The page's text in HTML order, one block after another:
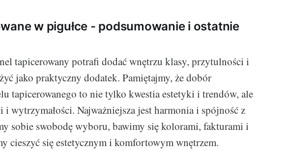
w pigułce - podsumowanie i ostatnie
tapicerowany potrafi dodać wnętrzu klasy, przytulności i
jako praktyczny dodatek. Pamiętajmy, że dobór
tapicerowanego to nie tylko kwestia estetyki i trendów, ale
wytrzymałości. Najważniejsza jest harmonia i spójność z
sobie swobodę wyboru, bawimy się kolorami, fakturami i
cieszyć się estetycznym i komfortowym wnętrzem.